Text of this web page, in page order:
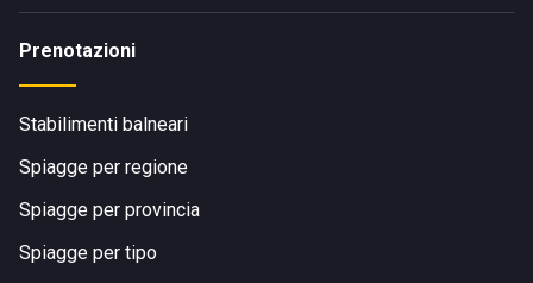
Prenotazioni
Stabilimenti balneari
Spiagge per regione
Spiagge per provincia
Spiagge per tipo